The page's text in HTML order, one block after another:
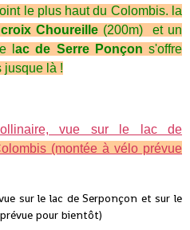
le plus haut du Colombis. la
croix Choureille (200m) et un
l ac de Serre Ponçon s'offre
jusque là !
sur le lac de Serponçon et sur le
pour bientôt)